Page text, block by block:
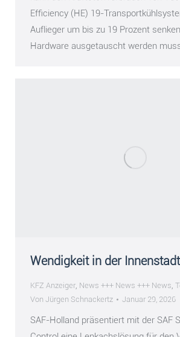
Efficiency (HE) 19-
Auflieger um bis zu 19 Prozent
Hardware ausgetauscht werden
Wendigkeit in der Innenstadt
KFZ Anzeiger, News +++ News +++ News,
Von Jürgen Schnackertz Januar 29, 2026
SAF-Holland präsentiert mit der SAF